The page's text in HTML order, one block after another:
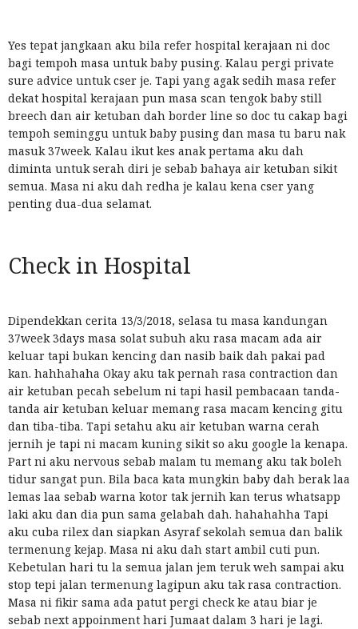
Yes tepat jangkaan aku bila refer hospital kerajaan ni doc
bagi tempoh masa untuk baby pusing. Kalau pergi private
sure advice untuk cser je. Tapi yang agak sedih masa refer
dekat hospital kerajaan pun masa scan tengok baby still
breech dan air ketuban dah border line so doc tu cakap bagi
tempoh seminggu untuk baby pusing dan masa tu baru nak
masuk 37week. Kalau ikut kes anak pertama aku dah
diminta untuk serah diri je sebab bahaya air ketuban sikit
semua. Masa ni aku dah redha je kalau kena cser yang
penting dua-dua selamat.
Check in Hospital
Dipendekkan cerita 13/3/2018, selasa tu masa kandungan
37week 3days masa solat subuh aku rasa macam ada air
keluar tapi bukan kencing dan nasib baik dah pakai pad
kan. hahhahaha Okay aku tak pernah rasa contraction dan
air ketuban pecah sebelum ni tapi hasil pembacaan tanda-
tanda air ketuban keluar memang rasa macam kencing gitu
dan tiba-tiba. Tapi setahu aku air ketuban warna cerah
jernih je tapi ni macam kuning sikit so aku google la kenapa.
Part ni aku nervous sebab malam tu memang aku tak boleh
tidur sangat pun. Bila baca kata mungkin baby dah berak laa
lemas laa sebab warna kotor tak jernih kan terus whatsapp
laki aku dan dia pun sama gelabah dah. hahahahha Tapi
aku cuba rilex dan siapkan Asyraf sekolah semua dan balik
termenung kejap. Masa ni aku dah start ambil cuti pun.
Kebetulan hari tu la semua jalan jem teruk weh sampai aku
stop tepi jalan termenung lagipun aku tak rasa contraction.
Masa ni fikir sama ada patut pergi check ke atau biar je
sebab next appoinment hari Jumaat dalam 3 hari je lagi.